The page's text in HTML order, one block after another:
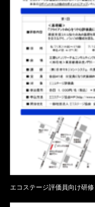
エコステージ評価員向け研